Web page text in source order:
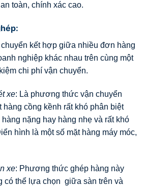
toàn, chính xác cao.
kết hợp giữa nhiều đơn hàng
nghiệp khác nhau trên cùng một
chi phí vận chuyển.
xe: Là phương thức vận chuyển
cồng kềnh rất khó phân biệt
nặng hay hàng nhẹ và rất khó
hình là một số mặt hàng máy móc,
xe: Phương thức ghép hàng này
có thể lựa chọn giữa sàn trên và